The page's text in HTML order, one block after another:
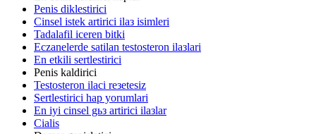
Penis diklestirici
Cinsel istek artirici ilaз isimleri
Tadalafil iceren bitki
Eczanelerde satilan testosteron ilaзlari
En etkili sertlestirici
Penis kaldirici
Testosteron ilaci reзetesiz
Sertlestirici hap yorumlari
En iyi cinsel gьз artirici ilaзlar
Cialis